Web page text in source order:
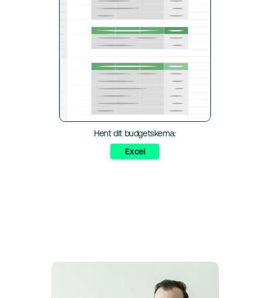
Hent dit budgetskema:
Excel